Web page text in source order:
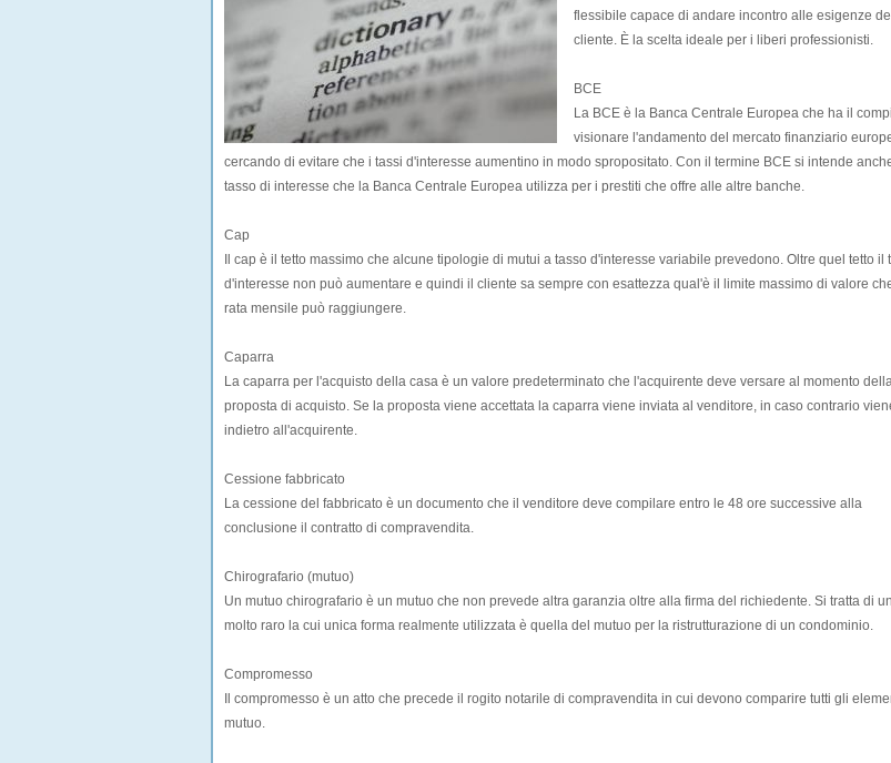
flessibile capace di andare incontro alle esigenze del
cliente. È la scelta ideale per i liberi professionisti.
BCE
La BCE è la Banca Centrale Europea che ha il
visionare l'andamento del mercato finanziario
cercando di evitare che i tassi d'interesse aumentino in modo spropositato. Con il termine BCE si intende
tasso di interesse che la Banca Centrale Europea utilizza per i prestiti che offre alle altre banche.
Cap
Il cap è il tetto massimo che alcune tipologie di mutui a tasso d'interesse variabile prevedono. Oltre quel tetto il
d'interesse non può aumentare e quindi il cliente sa sempre con esattezza qual'è il limite massimo di valore
rata mensile può raggiungere.
Caparra
La caparra per l'acquisto della casa è un valore predeterminato che l'acquirente deve versare al momento
proposta di acquisto. Se la proposta viene accettata la caparra viene inviata al venditore, in caso contrario
indietro all'acquirente.
Cessione fabbricato
La cessione del fabbricato è un documento che il venditore deve compilare entro le 48 ore successive alla
conclusione il contratto di compravendita.
Chirografario (mutuo)
Un mutuo chirografario è un mutuo che non prevede altra garanzia oltre alla firma del richiedente. Si tratta di
molto raro la cui unica forma realmente utilizzata è quella del mutuo per la ristrutturazione di un condominio.
Compromesso
Il compromesso è un atto che precede il rogito notarile di compravendita in cui devono comparire tutti gli
mutuo.